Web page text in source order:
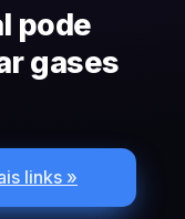
pode
gases
links »